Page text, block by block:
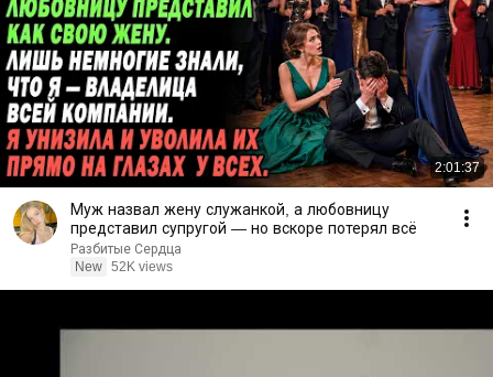
2:01:37
Муж назвал жену служанкой, а любовницу
представил супругой — но вскоре потерял всё
Разбитые Сердца
New 52K views